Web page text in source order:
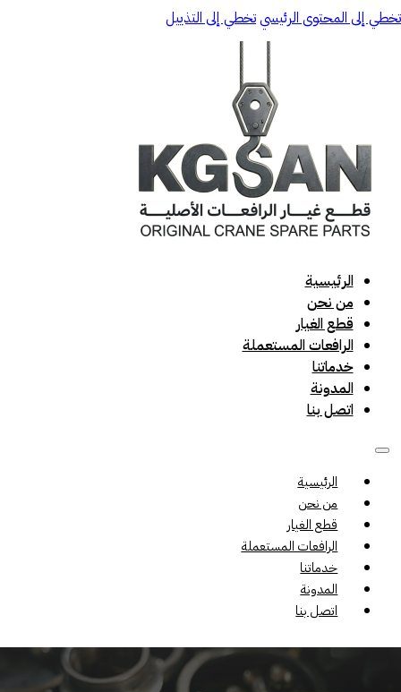
تخطي إلى المحتوى الرئيسيتخطي إلى التذييل
الرئيسية
من نحن
قطع الغيار
الرافعات المستعملة
خدماتنا
المدونة
اتصل بنا
الرئيسية
من نحن
قطع الغيار
الرافعات المستعملة
خدماتنا
المدونة
اتصل بنا